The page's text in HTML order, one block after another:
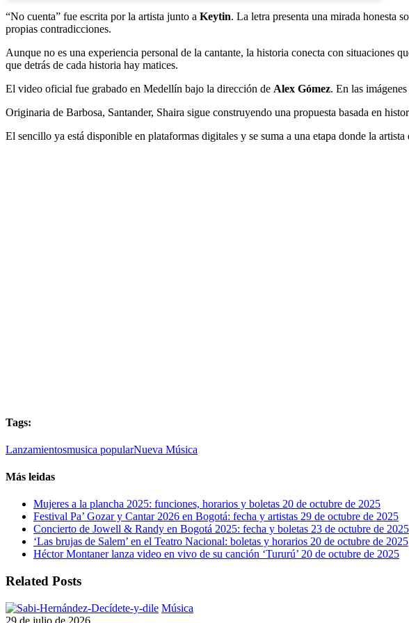
“No cuenta” fue escrita por la artista junto a Keytin. La letra presenta una mirada honesta
propias contradicciones.
Aunque no es una experiencia personal de la cantante, la historia conecta con situaciones
que detrás de cada historia hay matices.
El video oficial fue grabado en Medellín bajo la dirección de Alex Gómez. En las
Originaria de Barbosa, Santander, Shaira sigue construyendo una propuesta basada en
El sencillo ya está disponible en plataformas digitales y se suma a una etapa donde la
Tags:
Lanzamientosmusica popularNueva Música
Más leidas
Mujeres a la plancha 2025: funciones, horarios y boletas 20 de octubre de 2025
Festival Pa’ Gozar y Cantar 2026 en Bogotá: fecha y artistas 29 de octubre de 2025
Concierto de Jowell & Randy en Bogotá 2025: fecha y boletas 23 de octubre de 2025
‘Las brujas de Salem’ en el Teatro Nacional: boletas y horarios 20 de octubre de 2025
Héctor Montaner lanza video en vivo de su canción ‘Tururú’ 20 de octubre de 2025
Related Posts
Música
29 de julio de 2026